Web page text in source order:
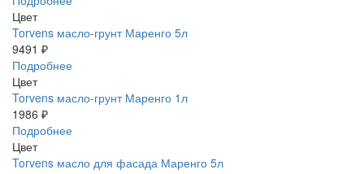
Цвет
Torvens масло-грунт Маренго 5л
9491 ₽
Подробнее
Цвет
Torvens масло-грунт Маренго 1л
1986 ₽
Подробнее
Цвет
Torvens масло для фасада Маренго 5л